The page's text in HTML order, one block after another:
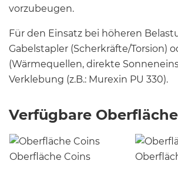
vorzubeugen.
Für den Einsatz bei höheren
Gabelstapler (Scherkräfte/Torsion)
(Wärmequellen, direkte
Verklebung (z.B.: Murexin PU 330).
Verfügbare
Oberfläche Coins